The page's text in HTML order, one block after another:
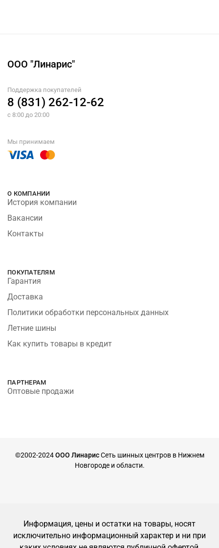
ООО "Линарис"
Поддержка покупателей
8 (831) 262-12-62
с 8:00 до 20:00
Мы принимаем
О КОМПАНИИ
История компании
Вакансии
Контакты
ПОКУПАТЕЛЯМ
Гарантия
Доставка
Политики обработки персональных данных
Летние шины
Как купить товары в кредит
ПАРТНЕРАМ
Оптовые продажи
©2002-2024ООО ЛинарисСеть шинных центров в Нижнем
Новгороде и области.
Информация, цены и остатки на товары, носят
исключительно информационный характер и ни при